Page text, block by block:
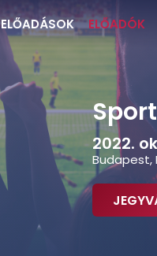
ELŐADÁSOK ELŐADÓK
2022.
Budapest,